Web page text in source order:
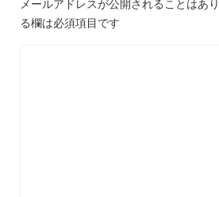
メールアドレスが公開されることはあり
る欄は必須項目です